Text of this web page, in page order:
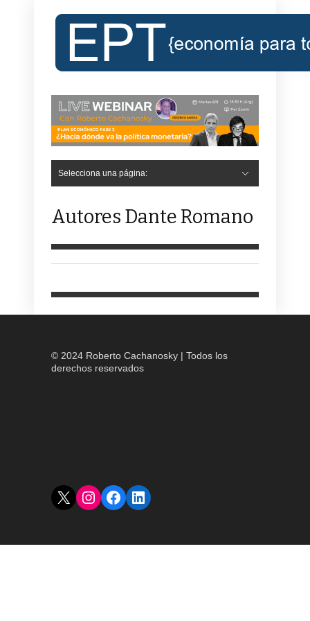
Selecciona una página:
Autores Dante Romano
© 2024 Roberto Cachanosky | Todos los
derechos reservados
X Instagram
Facebook
LinkedIn